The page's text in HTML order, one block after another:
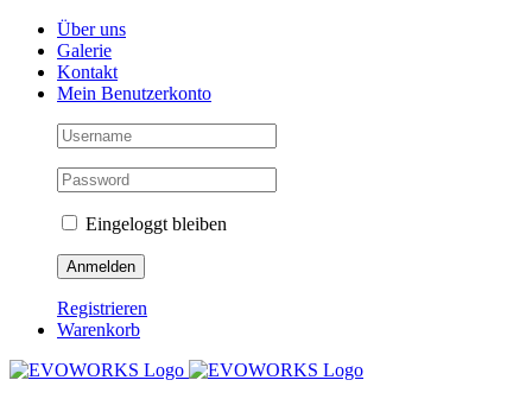
Skip
content
Facebook
Instagram
YouTubeÜber uns
Galerie
Kontakt
Mein Benutzerkonto
Eingeloggt bleiben
Registrieren
Warenkorb